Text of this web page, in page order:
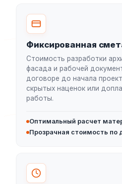
Фиксированная
Стоимость разработки
фасада и рабочей
договоре до начала
скрытых наценок или
работы.
Оптимальный расчет
Прозрачная стоимость по